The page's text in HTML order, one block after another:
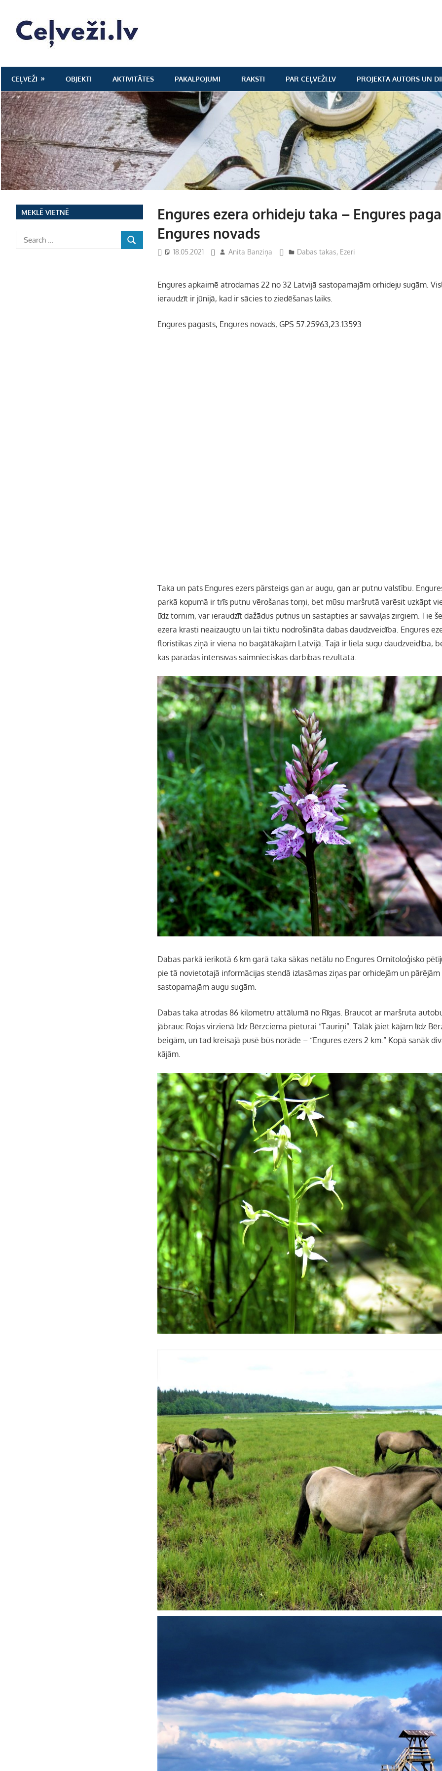
content
CEĻVEŽI OBJEKTI AKTIVITĀTES PAKALPOJUMI RAKSTI PAR CEĻVEŽI.LV PROJEKTA AUTORS UN
Engures ezera orhideju taka – Engures
Engures novads
18.05.2021 Anita Banziņa Dabas takas, Ezeri
Engures apkaimē atrodamas 22 no 32 Latvijā sastopamajām orhideju sugām.
ieraudzīt ir jūnijā, kad ir sācies to ziedēšanas laiks.
Engures pagasts, Engures novads, GPS 57.25963,23.13593
Taka un pats Engures ezers pārsteigs gan ar augu, gan ar putnu valstību.
parkā kopumā ir trīs putnu vērošanas torņi, bet mūsu maršrutā varēsit uzkāpt
līdz tornim, var ieraudzīt dažādus putnus un sastapties ar savvaļas zirgiem. Tie
ezera krasti neaizaugtu un lai tiktu nodrošināta dabas daudzveidība. Engures
floristikas ziņā ir viena no bagātākajām Latvijā. Tajā ir liela sugu daudzveidība,
kas parādās intensīvas saimnieciskās darbības rezultātā.
Dabas parkā ierīkotā 6 km garā taka sākas netālu no Engures Ornitoloģisko
pie tā novietotajā informācijas stendā izlasāmas ziņas par orhidejām un
sastopamajām augu sugām.
Dabas taka atrodas 86 kilometru attālumā no Rīgas. Braucot ar maršruta
jābrauc Rojas virzienā līdz Bērzciema pieturai “Tauriņi”. Tālāk jāiet kājām līdz
beigām, un tad kreisajā pusē būs norāde – “Engures ezers 2 km.” Kopā sanāk
kājām.
MEKLĒ VIETNĒ